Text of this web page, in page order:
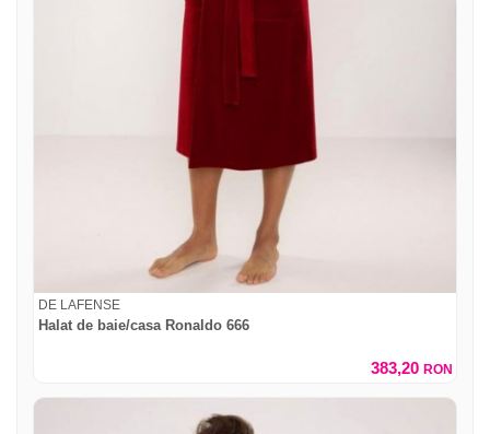
DE LAFENSE
Halat de baie/casa Ronaldo 666
383,20 RON